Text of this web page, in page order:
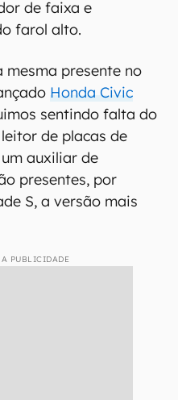
de faixa e
farol alto.
mesma presente no
Honda Civic
sentindo falta do
de placas de
auxiliar de
presentes, por
S, a versão mais
PUBLICIDADE